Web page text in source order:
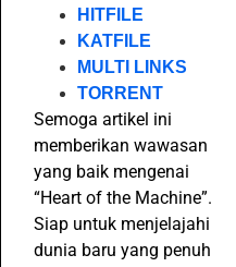
HITFILE
KATFILE
MULTI LINKS
TORRENT
Semoga artikel ini
memberikan wawasan
yang baik mengenai
“Heart of the Machine”.
Siap untuk menjelajahi
dunia baru yang penuh